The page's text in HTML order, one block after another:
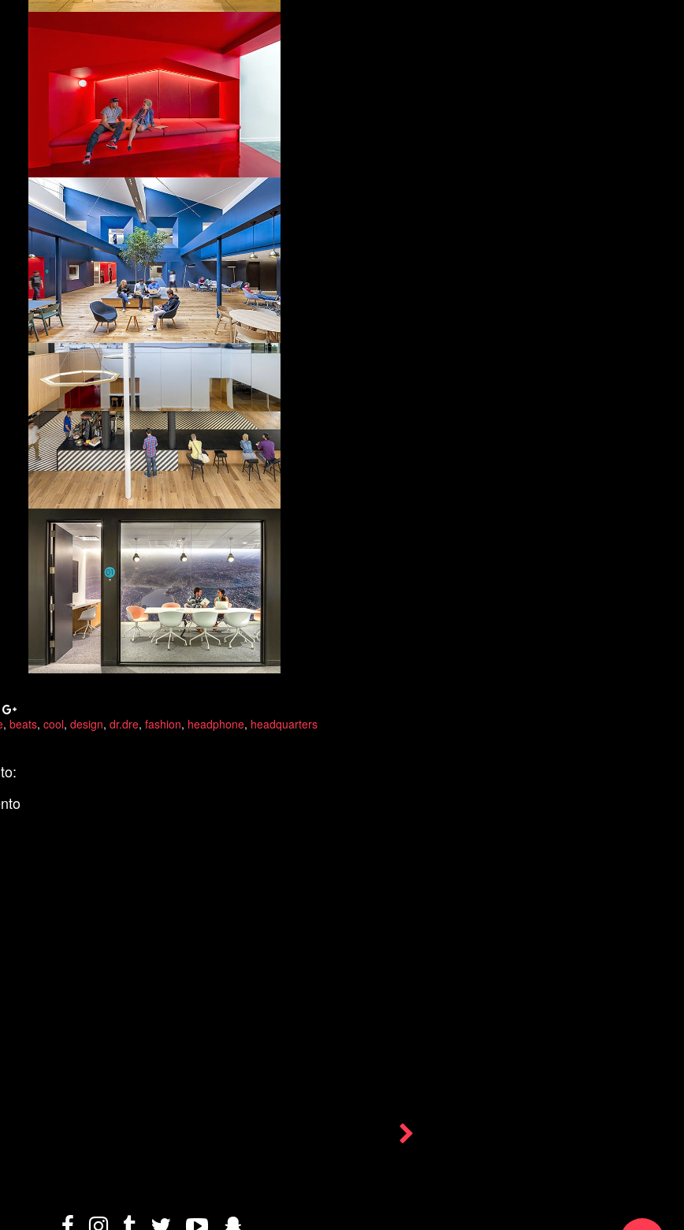
, beats, cool, design, dr.dre, fashion, headphone, headquarters